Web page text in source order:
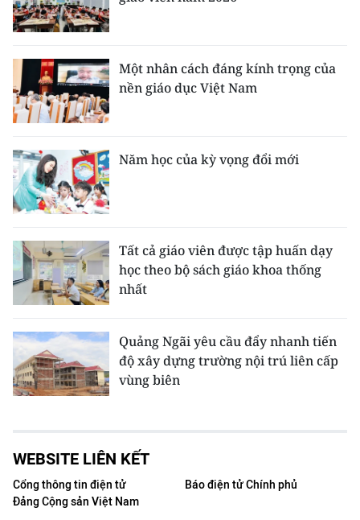
Một nhân cách đáng kính trọng của
nền giáo dục Việt Nam
Năm học của kỳ vọng đổi mới
Tất cả giáo viên được tập huấn dạy
học theo bộ sách giáo khoa thống
nhất
Quảng Ngãi yêu cầu đẩy nhanh tiến
độ xây dựng trường nội trú liên cấp
vùng biên
WEBSITE LIÊN KẾT
Cổng thông tin điện tử
Đảng Cộng sản Việt Nam
Báo điện tử Chính phủ